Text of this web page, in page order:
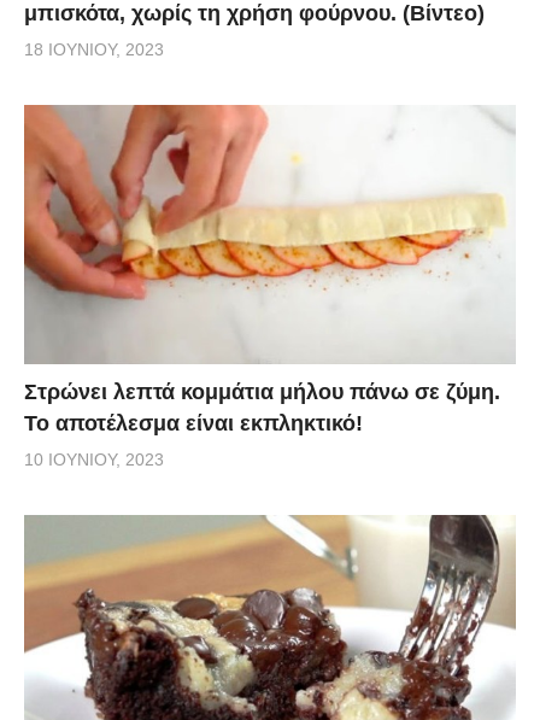
μπισκότα, χωρίς τη χρήση φούρνου. (Βίντεο)
18 ΙΟΥΝΊΟΥ, 2023
Στρώνει λεπτά κομμάτια μήλου πάνω σε ζύμη.
Το αποτέλεσμα είναι εκπληκτικό!
10 ΙΟΥΝΊΟΥ, 2023